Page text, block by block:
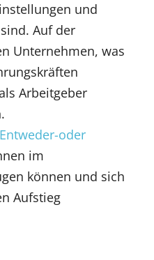
und
Auf der
Unternehmen, was
Arbeitgeber
oder
im
können und sich
Aufstieg